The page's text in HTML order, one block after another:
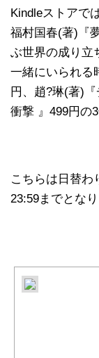
Kindleストアで
福村国春(著)『
ぶ世界の成り立
一緒にいられる
円、趙?琳(著)
衝撃 』499円の
こちらは日替わ
23:59までとなり